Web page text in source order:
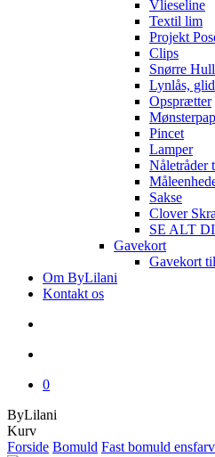
Vlieseline
Textil lim
Projekt
Clips
Snørre
Lynlås,
Opsprætter
Pincet
Lamper
Nåletråder
Sakse
Clover
SE ALT
Gavekort
Gavekort
Om ByLilani
Kontakt os
0
ByLilani
KurvClose
Cart
Forside Bomuld Fast bomuld